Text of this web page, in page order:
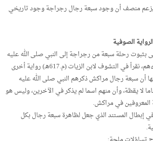
يزعم منصف أن وجود سبعة رجال رجراجة وجود تاريخي
الصوفية
بثبوت رحلة سبعة من رجراجة إلى النبي صلى الله عليه
وسلم يقظة وتعين أسماءهم، نقرأ في التشوف لابن الزيات (م.617هـ) رواية أخرى
خلاصتها أن سبعة رجال مراكش ذكرهم النبي صلى الله عليه
لا يقظة، وأن منهم اسما لم يذكر في الآخرين، وليس هو
المعروفين في مراكش.
المستند الذي جعل لظاهرة سبعة رجال بكل